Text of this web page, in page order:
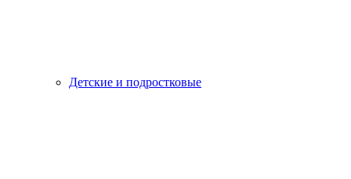
Детские и подростковые